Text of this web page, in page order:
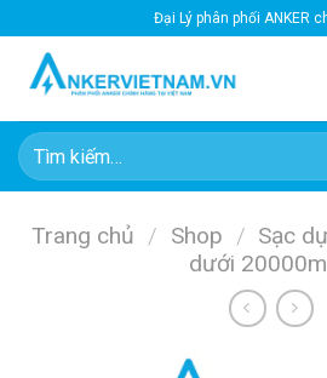
qua
Đại Lý phân phối ANKER
Tìm
kiếm:
Trang chủ / Shop / Sạc
dưới